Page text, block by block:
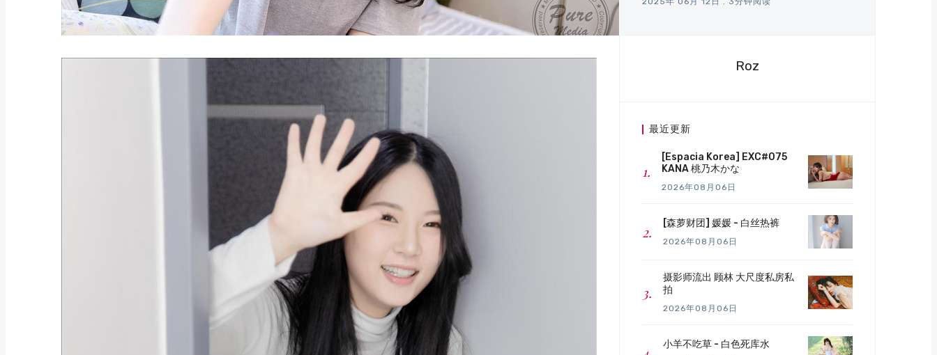
Roz
最近更新
[Espacia Korea] EXC#075
KANA 桃乃木かな
2026年08月06日
[森萝财团] 媛媛 - 白丝热裤
2026年08月06日
摄影师流出 顾林 大尺度私房私
拍
2026年08月06日
小羊不吃草 - 白色死库水